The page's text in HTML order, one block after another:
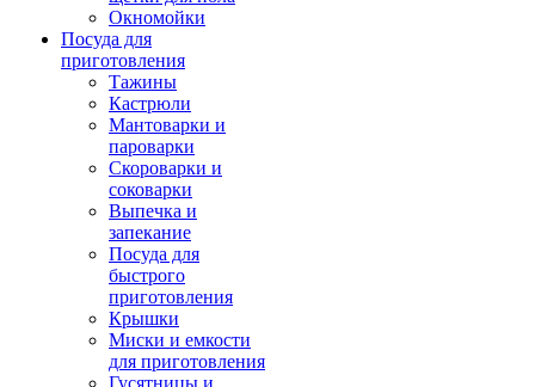
Окномойки
Посуда для
приготовления
Тажины
Кастрюли
Мантоварки и
пароварки
Скороварки и
соковарки
Выпечка и
запекание
Посуда для
быстрого
приготовления
Крышки
Миски и емкости
для приготовления
Гусятницы и